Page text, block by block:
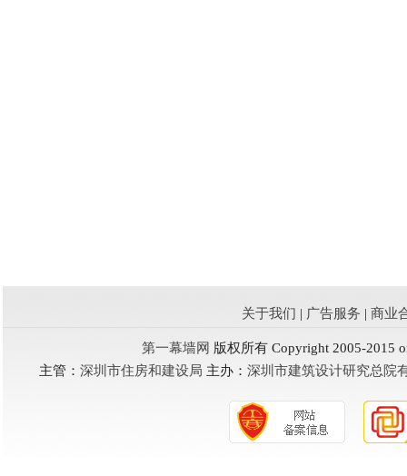
关于我们 | 广告服务 | 商业
第一幕墙网 版权所有 Copyright 2005-2015
主管：深圳市住房和建设局 主办：深圳市建筑设计研究总院